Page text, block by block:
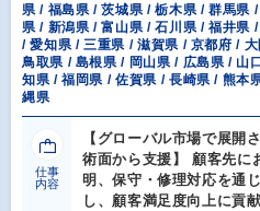
県 / 福島県 / 茨城県 / 栃木県 / 群馬県
県 / 新潟県 / 富山県 / 石川県 / 福井県
/ 愛知県 / 三重県 / 滋賀県 / 京都府 /
鳥取県 / 島根県 / 岡山県 / 広島県 / 山
知県 / 福岡県 / 佐賀県 / 長崎県 / 熊本
縄県
仕事
内容
【グローバル市場で展開
術面から支援】 顧客先に
明、保守・修理対応を通
し、顧客満足度向上に貢